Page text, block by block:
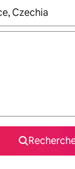
s'affichent,